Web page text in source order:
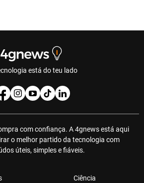
está do teu lado
com confiança. A 4gnews está aqui
o melhor partido da tecnologia com
úteis, simples e fiáveis.
Ciência